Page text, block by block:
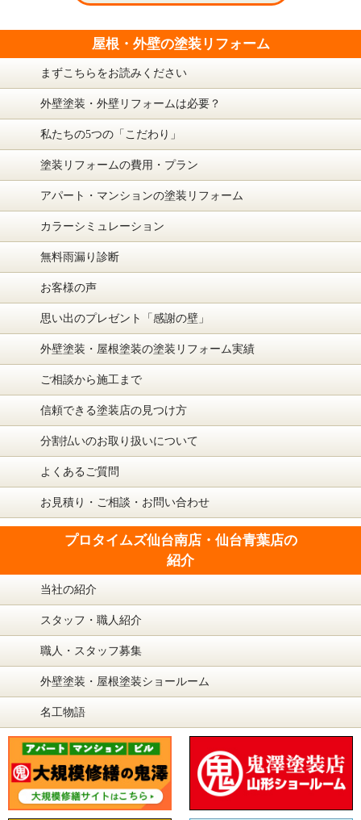
屋根・外壁の塗装リフォーム
まずこちらをお読みください
外壁塗装・外壁リフォームは必要？
私たちの5つの「こだわり」
塗装リフォームの費用・プラン
アパート・マンションの塗装リフォーム
カラーシミュレーション
無料雨漏り診断
お客様の声
思い出のプレゼント「感謝の壁」
外壁塗装・屋根塗装の塗装リフォーム実績
ご相談から施工まで
信頼できる塗装店の見つけ方
分割払いのお取り扱いについて
よくあるご質問
お見積り・ご相談・お問い合わせ
プロタイムズ仙台南店・仙台青葉店の
紹介
当社の紹介
スタッフ・職人紹介
職人・スタッフ募集
外壁塗装・屋根塗装ショールーム
名工物語